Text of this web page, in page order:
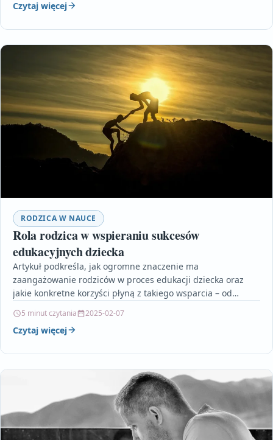
Czytaj więcej
RODZICA W NAUCE
Rola rodzica w wspieraniu sukcesów
edukacyjnych dziecka
Artykuł podkreśla, jak ogromne znaczenie ma
zaangażowanie rodziców w proces edukacji dziecka oraz
jakie konkretne korzyści płyną z takiego wsparcia – od
5 minut czytania 2025-02-07
Czytaj więcej